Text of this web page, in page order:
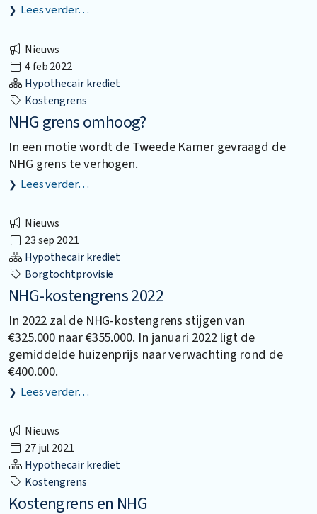
Lees verder…
Nieuws
4 feb 2022
Hypothecair krediet
Kostengrens
NHG grens omhoog?
In een motie wordt de Tweede Kamer gevraagd de
NHG grens te verhogen.
Lees verder…
Nieuws
23 sep 2021
Hypothecair krediet
Borgtochtprovisie
NHG-kostengrens 2022
In 2022 zal de NHG-kostengrens stijgen van
€325.000 naar €355.000. In januari 2022 ligt de
gemiddelde huizenprijs naar verwachting rond de
€400.000.
Lees verder…
Nieuws
27 jul 2021
Hypothecair krediet
Kostengrens
Kostengrens en NHG